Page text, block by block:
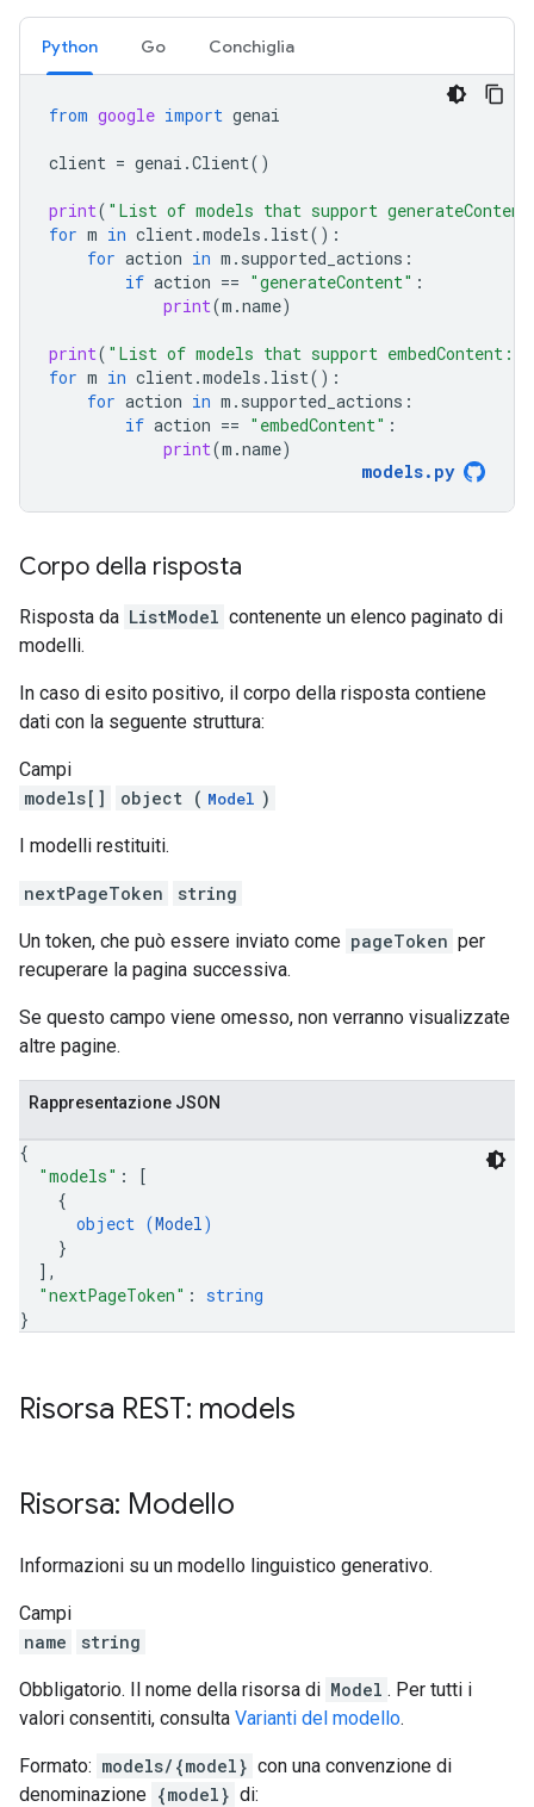
Python Go Conchiglia
from google import genai
client = genai .Client()
print( "List of models that support
for m in client.models . list():
for action in m . supported_actions :
if action == "generateContent" :
print(m .name)
print( "List of models that support embedContent:
for m in client.models . list():
for action in m . supported_actions :
if action == "embedContent" :
print(m .name)
models. py
Corpo della risposta
Risposta da ListModel contenente un elenco paginato di
modelli.
In caso di esito positivo, il corpo della risposta contiene
dati con la seguente struttura:
Campi
models[]
object ( Model )
I modelli restituiti.
nextPageToken string
Un token, che può essere inviato come pageToken per
recuperare la pagina successiva.
Se questo campo viene omesso, non verranno visualizzate
altre pagine.
Rappresentazione JSON
{
"models" :
[
{
object (Model)
}
] ,
"nextPageToken" : string
}
Risorsa REST: models
Risorsa: Modello
Informazioni su un modello linguistico generativo.
Campi
name
string
Obbligatorio. Il nome della risorsa di Model . Per tutti i
valori consentiti, consulta Varianti del modello.
Formato: models/{model} con una convenzione di
denominazione {model} di: